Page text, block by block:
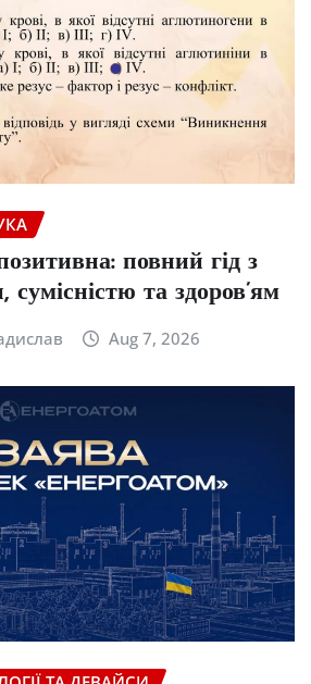
повний гід з
сумісністю та здоров’ям
Aug 7, 2026